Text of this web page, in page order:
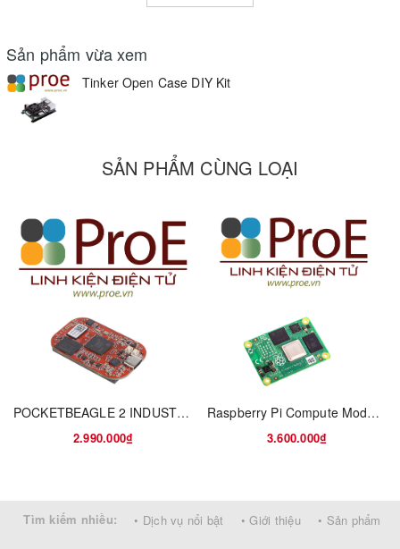
Ultimate Cooling
dissipate heat, and a metallic PCB backplate to hold up the board
and create a wider space for better heat dissipation. For those
Sản phẩm vừa xem
Tinker Open Case DIY Kit
SẢN PHẨM CÙNG LOẠI
POCKETBEAGLE 2 INDUSTRIAL
2.990.000₫
Raspberry Pi Compute Module 4, with 2GB RAM, 32GB eMMC, BCM2711, ARM Cortex-A72
3.600.000₫
Tìm kiếm nhiều: • Dịch vụ nổi bật • Giới thiệu • Sản phẩm